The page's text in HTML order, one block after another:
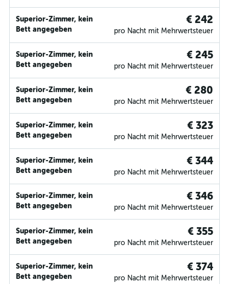
Superior-Zimmer, kein
Bett angegeben
€ 242
pro Nacht mit Mehrwertsteuer
Superior-Zimmer, kein
Bett angegeben
€ 245
pro Nacht mit Mehrwertsteuer
Superior-Zimmer, kein
Bett angegeben
€ 280
pro Nacht mit Mehrwertsteuer
Superior-Zimmer, kein
Bett angegeben
€ 323
pro Nacht mit Mehrwertsteuer
Superior-Zimmer, kein
Bett angegeben
€ 344
pro Nacht mit Mehrwertsteuer
Superior-Zimmer, kein
Bett angegeben
€ 346
pro Nacht mit Mehrwertsteuer
Superior-Zimmer, kein
Bett angegeben
€ 355
pro Nacht mit Mehrwertsteuer
Superior-Zimmer, kein
Bett angegeben
€ 374
pro Nacht mit Mehrwertsteuer